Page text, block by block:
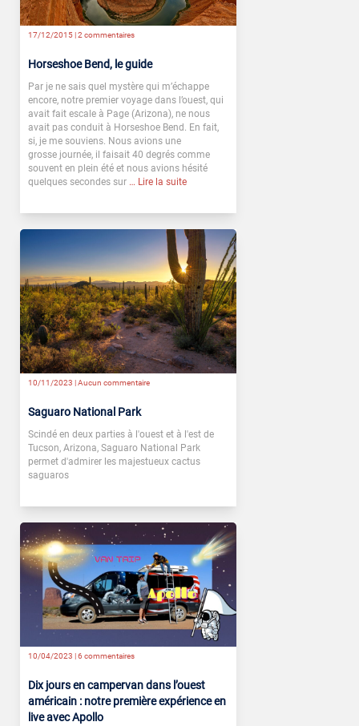
17/12/2015 |2 commentaires
Horseshoe Bend, le guide
Par je ne sais quel mystère qui m’échappe
encore, notre premier voyage dans l’ouest, qui
avait fait escale à Page (Arizona), ne nous
avait pas conduit à Horseshoe Bend. En fait,
si, je me souviens. Nous avions une
grosse journée, il faisait 40 degrés comme
souvent en plein été et nous avions hésité
quelques secondes sur … Lire la suite
10/11/2023 | Aucun commentaire
Saguaro National Park
Scindé en deux parties à l'ouest et à l'est de
Tucson, Arizona, Saguaro National Park
permet d'admirer les majestueux cactus
saguaros
10/04/2023 |6 commentaires
Dix jours en campervan dans l’ouest
américain : notre première expérience en
live avec Apollo